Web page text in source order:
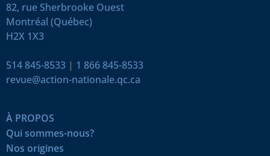
82, rue Sherbrooke Ouest
Montréal (Québec)
H2X 1X3
514 845-8533 | 1 866 845-8533
revue@action-nationale.qc.ca
À PROPOS
Qui sommes-nous?
Nos origines